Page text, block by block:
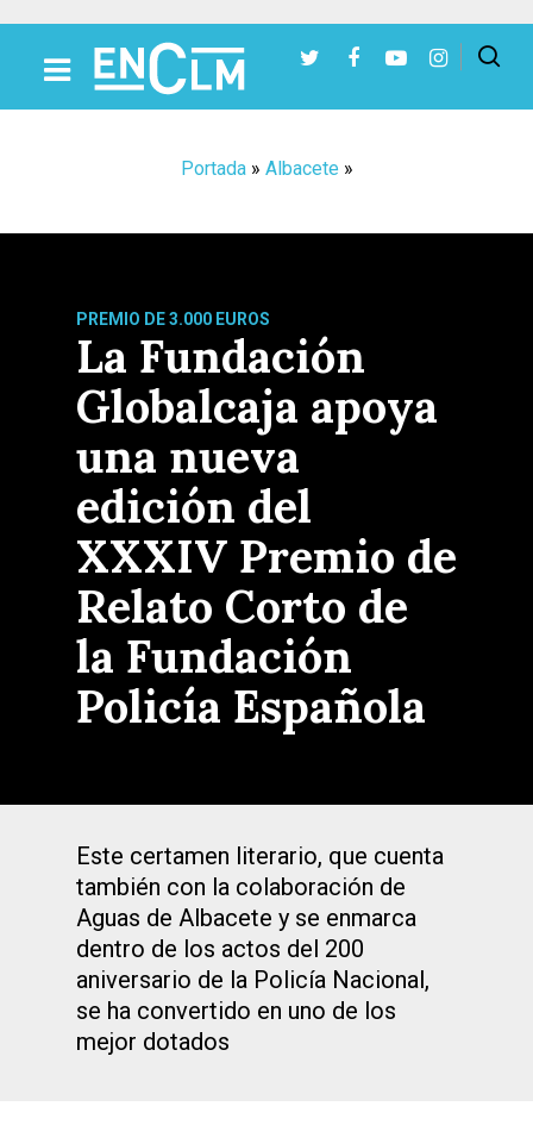
Portada» Albacete »
PREMIO DE 3.000 EUROS
La Fundación
Globalcaja apoya
una nueva
edición del
XXXIV Premio de
Relato Corto de
la Fundación
Policía Española
Este certamen literario, que cuenta
también con la colaboración de
Aguas de Albacete y se enmarca
dentro de los actos del 200
aniversario de la Policía Nacional,
se ha convertido en uno de los
mejor dotados